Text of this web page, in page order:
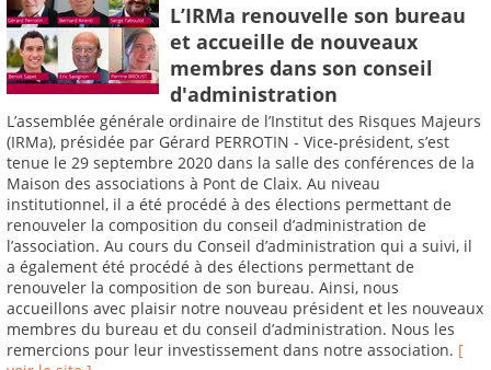
L’IRMa renouvelle son bureau
et accueille de nouveaux
membres dans son conseil
d'administration
L’assemblée générale ordinaire de l’Institut des Risques Majeurs
(IRMa), présidée par Gérard PERROTIN - Vice-président, s’est
tenue le 29 septembre 2020 dans la salle des conférences de la
Maison des associations à Pont de Claix. Au niveau
institutionnel, il a été procédé à des élections permettant de
renouveler la composition du conseil d’administration de
l’association. Au cours du Conseil d’administration qui a suivi, il
a également été procédé à des élections permettant de
renouveler la composition de son bureau. Ainsi, nous
accueillons avec plaisir notre nouveau président et les nouveaux
membres du bureau et du conseil d’administration. Nous les
remercions pour leur investissement dans notre association. [